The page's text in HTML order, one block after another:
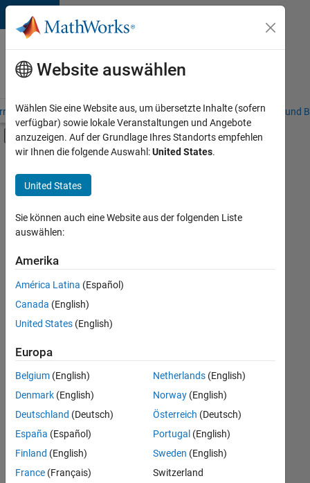
Weiter zum Inhalt
Karriere
bei
MathWorks
– Übersicht Stellensuche Niederlassungen Studierende und
Umschaltung für Off-Canvas-
Hauptinhalt
Customer Support
Education Sales
Inside Sales
Sales Operations
Marketing Communications
Marketing Services
Finance and Operations
Human Resources
+7
Derzeit
es
keine
offenen
Stellen,
Ihren
Suchkriterien
entsprechen.
können
die
Suchkriterien
weiter
fassen
Website auswählen
Wählen Sie eine Website aus, um übersetzte Inhalte (sofern
verfügbar) sowie lokale Veranstaltungen und Angebote
anzuzeigen. Auf der Grundlage Ihres Standorts empfehlen
wir Ihnen die folgende Auswahl:United States.
United States
Sie können auch eine Website aus der folgenden Liste
auswählen:
Amerika
América Latina (Español)
Canada (English)
United States (English)
Europa
Belgium (English)
Denmark (English)
Deutschland (Deutsch)
España (Español)
Finland (English)
France (Français)
Netherlands(English)
Norway(English)
Österreich (Deutsch)
Portugal (English)
Sweden (English)
Switzerland